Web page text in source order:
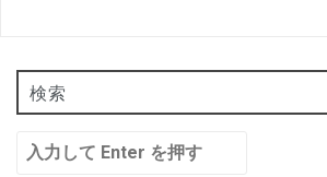
ゲ
ー
シ
ョ
検索
検
索: